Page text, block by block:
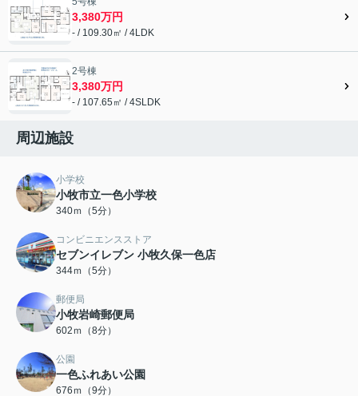
3,380万円
- / 109.30㎡ / 4LDK
2号棟
3,380万円
- / 107.65㎡ / 4SLDK
周辺施設
小学校
小牧市立一色小学校
340ｍ（5分）
コンビニエンスストア
セブンイレブン 小牧久保一色店
344ｍ（5分）
郵便局
小牧岩崎郵便局
602ｍ（8分）
公園
一色ふれあい公園
676ｍ（9分）